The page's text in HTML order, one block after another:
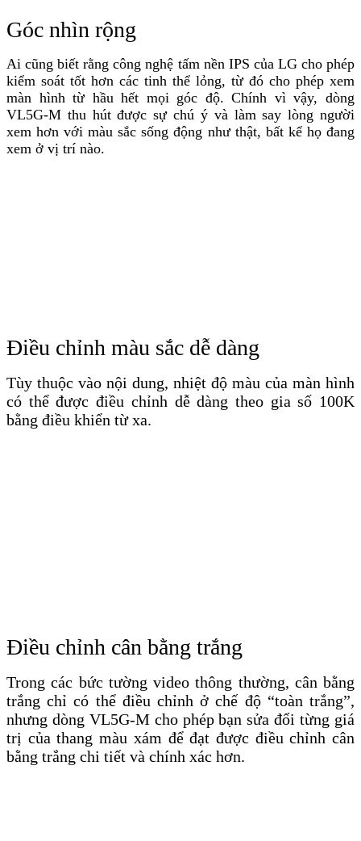
Góc nhìn rộng
Ai cũng biết rằng công nghệ tấm nền IPS của LG cho phép
kiểm soát tốt hơn các tinh thể lỏng, từ đó cho phép xem
màn hình từ hầu hết mọi góc độ. Chính vì vậy, dòng
VL5G-M thu hút được sự chú ý và làm say lòng người
xem hơn với màu sắc sống động như thật, bất kể họ đang
xem ở vị trí nào.
Điều chỉnh màu sắc dễ dàng
Tùy thuộc vào nội dung, nhiệt độ màu của màn hình
có thể được điều chỉnh dễ dàng theo gia số 100K
bằng điều khiển từ xa.
Điều chỉnh cân bằng trắng
Trong các bức tường video thông thường, cân bằng
trắng chỉ có thể điều chỉnh ở chế độ “toàn trắng”,
nhưng dòng VL5G-M cho phép bạn sửa đổi từng giá
trị của thang màu xám để đạt được điều chỉnh cân
bằng trắng chi tiết và chính xác hơn.